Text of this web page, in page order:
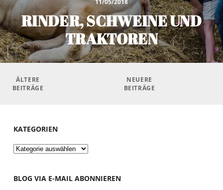
11/05/2018
RINDER, SCHWEINE UND
TRAKTOREN
ÄLTERE
BEITRÄGE
NEUERE
BEITRÄGE
KATEGORIEN
Kategorien
BLOG VIA E-MAIL ABONNIEREN